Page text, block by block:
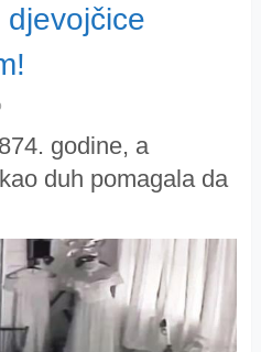
godine, a
duh pomagala da